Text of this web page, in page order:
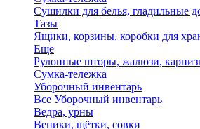
Сушилки для белья, гладильные
Тазы
Ящики, корзины, коробки для
Еще
Рулонные шторы, жалюзи,
Сумка-тележка
Уборочный инвентарь
Все Уборочный инвентарь
Ведра, урны
Веники, щётки, совки